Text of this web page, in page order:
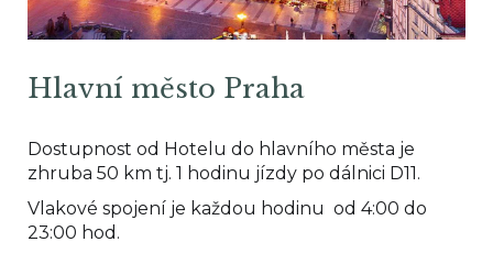
Hlavní město Praha
Dostupnost od Hotelu do hlavního města je
zhruba 50 km tj. 1 hodinu jízdy po dálnici D11.
Vlakové spojení je každou hodinu od 4:00 do
23:00 hod.